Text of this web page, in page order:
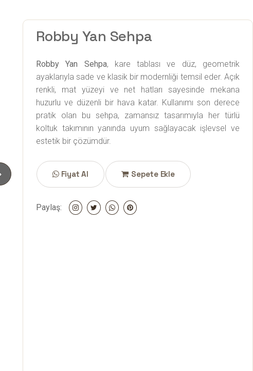
Robby Yan Sehpa
Robby Yan Sehpa, kare tablası ve düz, geometrik
ayaklarıyla sade ve klasik bir modernliği temsil eder. Açık
renkli, mat yüzeyi ve net hatları sayesinde mekana
huzurlu ve düzenli bir hava katar. Kullanımı son derece
pratik olan bu sehpa, zamansız tasarımıyla her türlü
koltuk takımının yanında uyum sağlayacak işlevsel ve
estetik bir çözümdür.
Fiyat Al Sepete Ekle
Paylaş: